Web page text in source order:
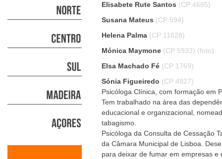
Elisabete Rute Santos (CP 4685)
Susana Mateus (CP 594)
Helena Palma (CP 11628)
Mónica Maymone (CP 5933) (foto)
Elsa Machado Fé (CP 1769)
Sónia Figueiredo (CP 4927)
Psicóloga Clínica, com formação em
Tem trabalhado na área das
educacional e organizacional,
tabagismo.
Psicóloga da Consulta de Cessação
da Câmara Municipal de Lisboa.
para deixar de fumar em empresas e